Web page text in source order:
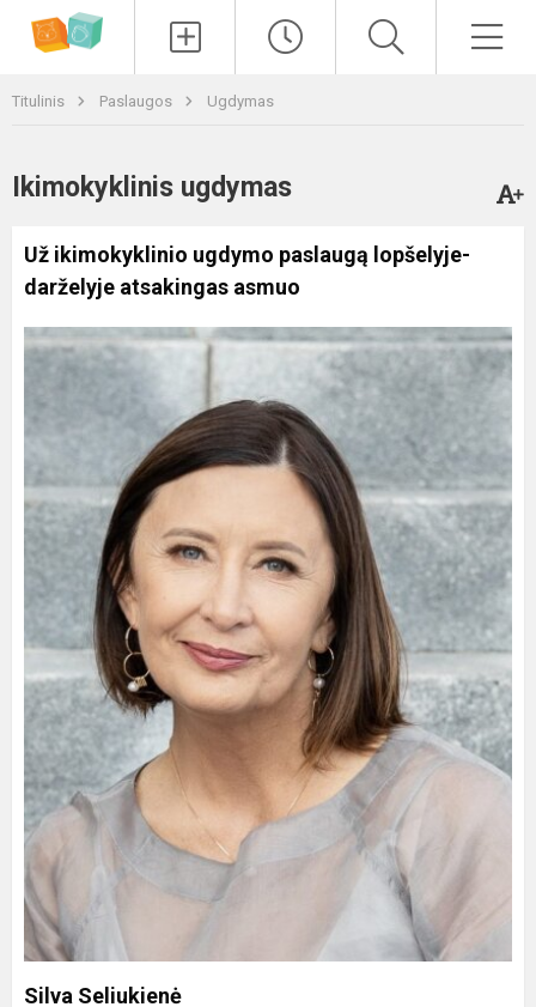
Titulinis Paslaugos Ugdymas
Ikimokyklinis ugdymas
Už ikimokyklinio ugdymo paslaugą lopšelyje-
darželyje atsakingas asmuo
Silva Seliukienė